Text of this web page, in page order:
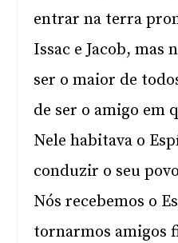
entrar na terra
Issac e Jacob, mas
ser o maior de
de ser o amigo em
Nele habitava o
conduzir o seu
Nós recebemos o
tornarmos amigos